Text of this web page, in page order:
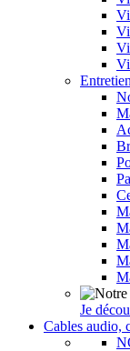
Je
Cables audio,